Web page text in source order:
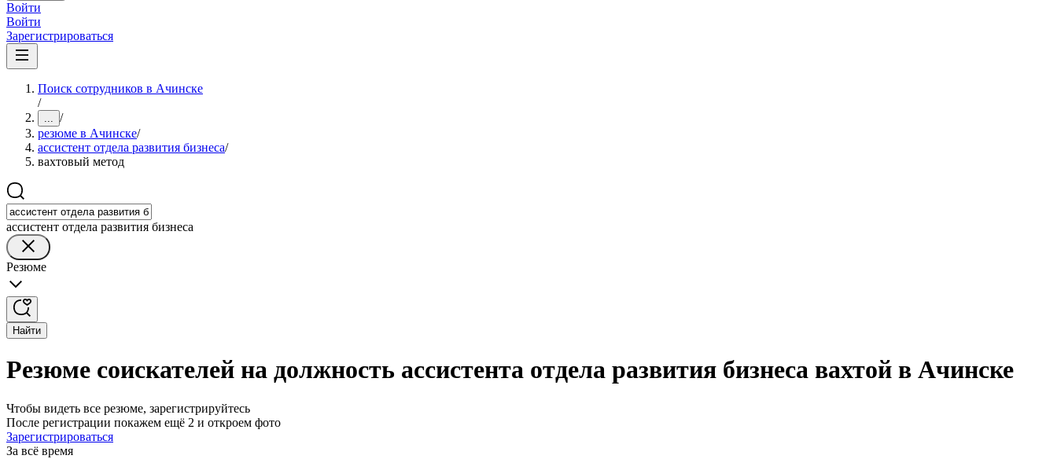
Войти
Войти
Зарегистрироваться
Поиск сотрудников в Ачинске
/
... /
резюме в Ачинске/
ассистент отдела развития бизнеса/
вахтовый метод
ассистент отдела развития бизнеса
Резюме
Найти
Резюме соискателей на должность ассистента отдела развития бизнеса вахтой в Ачинске
Чтобы видеть все резюме, зарегистрируйтесь
После регистрации покажем ещё 2 и откроем фото
Зарегистрироваться
За всё время